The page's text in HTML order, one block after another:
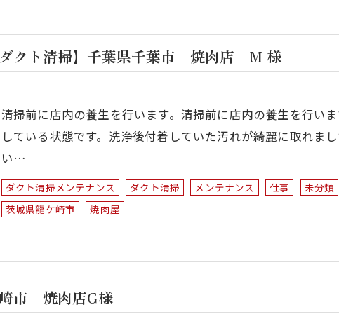
クト清掃】千葉県千葉市 焼肉店 M 様
清掃前に店内の養生を行います。清掃前に店内の養生を行い
している状態です。洗浄後付着していた汚れが綺麗に取れま
い…
ダクト清掃メンテナンス ダクト清掃 メンテナンス 仕事
未分類
茨城県龍ケ崎市
焼肉屋
崎市 焼肉店G様